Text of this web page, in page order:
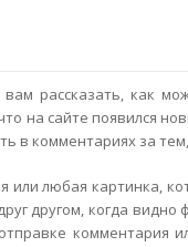
рассказать, как
сайте появился
в комментариях за
любая картинка,
другом, когда
комментария